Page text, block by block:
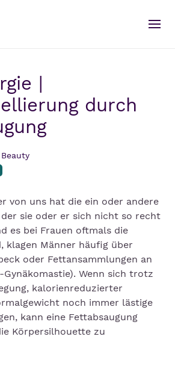
|
durch
Beauty
von uns hat die ein oder andere
sie oder er sich nicht so recht
es bei Frauen oftmals die
klagen Männer häufig über
oder Fettansammlungen an
Wenn sich trotz
kalorienreduzierter
noch immer lästige
kann eine Fettabsaugung
Körpersilhouette zu